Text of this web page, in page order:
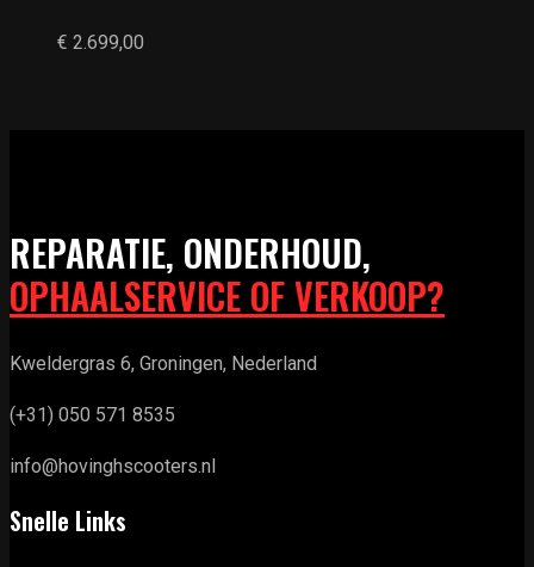
€ 2.699,00
REPARATIE, ONDERHOUD,
OPHAALSERVICE OF VERKOOP?
Kweldergras 6, Groningen, Nederland
(+31) 050 571 8535
info@hovinghscooters.nl
Snelle Links